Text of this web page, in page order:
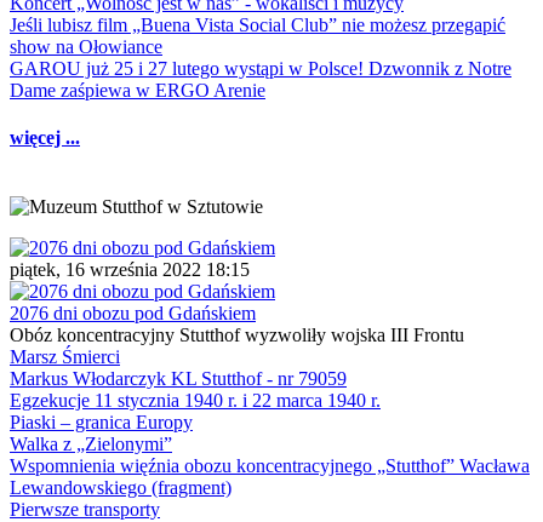
Jeśli lubisz film „Buena Vista Social Club” nie możesz przegapić
show na Ołowiance
GAROU już 25 i 27 lutego wystąpi w Polsce! Dzwonnik z Notre
Dame zaśpiewa w ERGO Arenie
więcej ...
piątek, 16 września 2022 18:15
2076 dni obozu pod Gdańskiem
Obóz koncentracyjny Stutthof wyzwoliły wojska III Frontu
Marsz Śmierci
Markus Włodarczyk KL Stutthof - nr 79059
Egzekucje 11 stycznia 1940 r. i 22 marca 1940 r.
Piaski – granica Europy
Walka z „Zielonymi”
Wspomnienia więźnia obozu koncentracyjnego „Stutthof” Wacława
Lewandowskiego (fragment)
Pierwsze transporty